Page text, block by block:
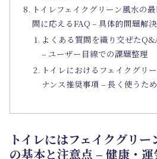
トイレフェイクグリーン風水の
問に応えるFAQ – 具体的問題解
よくある質問を織り交ぜた
– ユーザー目線での課題整理
トイレにおけるフェイクグリ
ナンス推奨事項 – 長く使うた
トイレにはフェイクグリ
の基本と注意点 – 健康・